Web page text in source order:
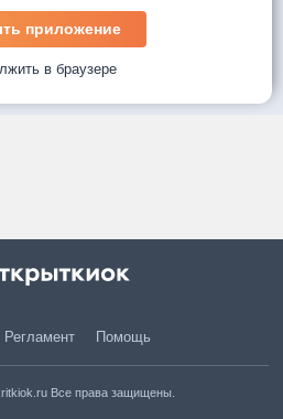
приложение
в браузере
Регламент Помощь
Все права защищены.